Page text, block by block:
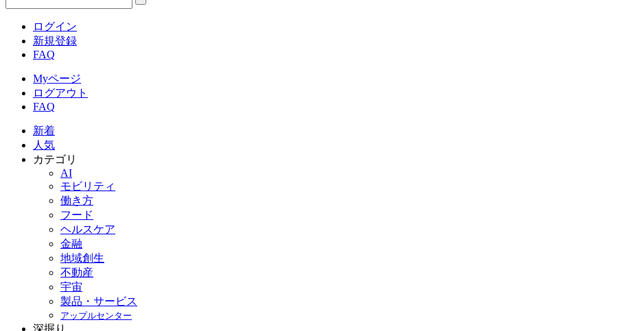
ログイン
新規登録
FAQ
Myページ
ログアウト
FAQ
新着
人気
カテゴリ
AI
モビリティ
働き方
フード
ヘルスケア
金融
地域創生
不動産
宇宙
製品・サービス
アップルセンター
深掘り